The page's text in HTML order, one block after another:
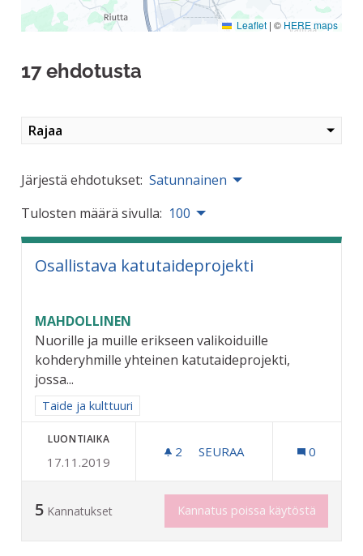
Leaflet | © HERE maps
17 ehdotusta
Rajaa
Järjestä ehdotukset: Satunnainen
Tulosten määrä sivulla: 100
Osallistava katutaideprojekti
MAHDOLLINEN
Nuorille ja muille erikseen valikoiduille
kohderyhmille yhteinen katutaideprojekti,
jossa...
Rajaa tulokset aihepiirin mukaan: Taide ja kulttuuri
Taide ja kulttuuri
LUONTIAIKA
17.11.2019
2 2 SEURAAJAA
SEURAA 0
5 Kannatukset Kannatus poissa käytöstä